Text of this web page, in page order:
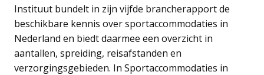
Instituut bundelt in zijn vijfde brancherapport de
beschikbare kennis over sportaccommodaties in
Nederland en biedt daarmee een overzicht in
aantallen, spreiding, reisafstanden en
verzorgingsgebieden. In Sportaccommodaties in